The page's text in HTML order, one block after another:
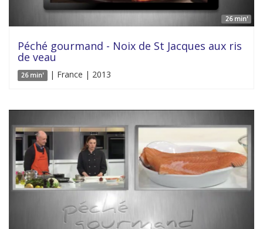
26 min'
Péché gourmand - Noix de St Jacques aux ris
de veau
26 min' | France | 2013